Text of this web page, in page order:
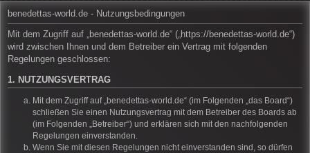
benedettas-world.de - Nutzungsbedingungen
Mit dem Zugriff auf „benedettas-world.de“ („https://benedettas-world.de“)
wird zwischen Ihnen und dem Betreiber ein Vertrag mit folgenden
Regelungen geschlossen:
1. NUTZUNGSVERTRAG
Mit dem Zugriff auf „benedettas-world.de“ (im Folgenden „das Board“)
schließen Sie einen Nutzungsvertrag mit dem Betreiber des Boards ab
(im Folgenden „Betreiber“) und erklären sich mit den nachfolgenden
Regelungen einverstanden.
Wenn Sie mit diesen Regelungen nicht einverstanden sind, so dürfen